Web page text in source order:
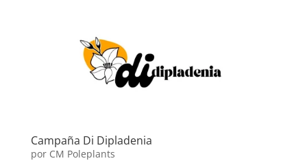
Campaña Di Dipladenia
por CM Poleplants